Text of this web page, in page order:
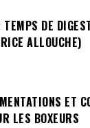
TEMPS DE
ALLOUCHE)
ET
LES BOXEURS